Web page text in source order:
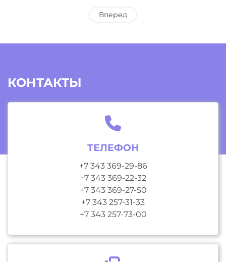
Вперед
КОНТАКТЫ
ТЕЛЕФОН
+7 343 369-29-86
+7 343 369-22-32
+7 343 369-27-50
+7 343 257-31-33
+7 343 257-73-00